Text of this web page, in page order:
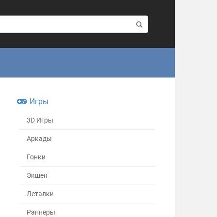
Игры
3D Игры
Аркады
Гонки
Экшен
Леталки
Раннеры